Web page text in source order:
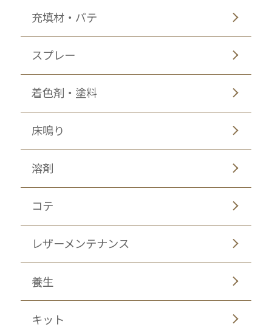
充填材・パテ
スプレー
着色剤・塗料
床鳴り
溶剤
コテ
レザーメンテナンス
養生
キット